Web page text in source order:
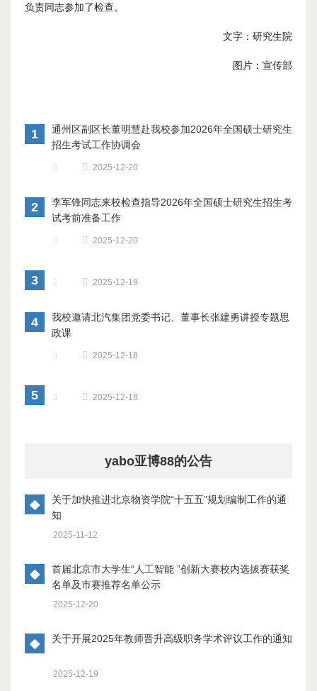
负责同志参加了检查。
文字：研究生院
图片：宣传部
1
通州区副区长董明慧赴我校参加2026年全国硕士研究生
招生考试工作协调会
2025-12-20
2
李军锋同志来校检查指导2026年全国硕士研究生招生考
试考前准备工作
2025-12-20
3 2025-12-19
4
我校邀请北汽集团党委书记、董事长张建勇讲授专题思
政课
2025-12-18
5 2025-12-18
yabo亚博88的公告
◆
关于加快推进北京物资学院“十五五”规划编制工作的通
知
2025-11-12
◆
首届北京市大学生“人工智能 ”创新大赛校内选拔赛获奖
名单及市赛推荐名单公示
2025-12-20
◆ 关于开展2025年教师晋升高级职务学术评议工作的通知
2025-12-19